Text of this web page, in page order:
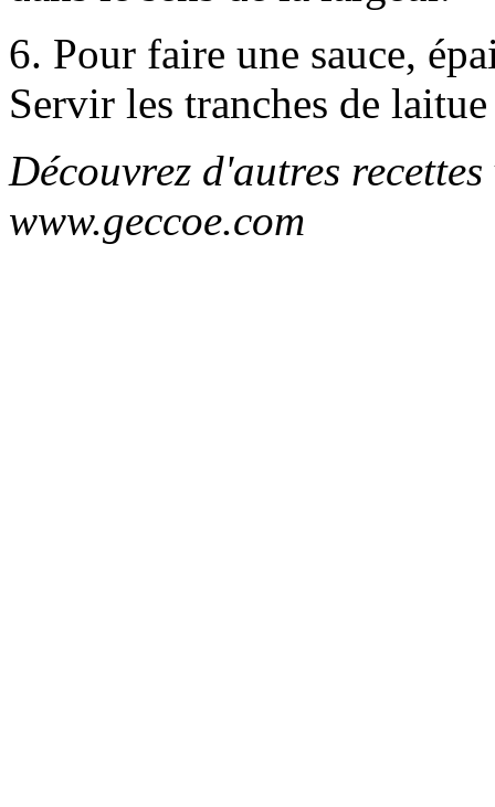
6. Pour faire une sauce,
Servir les tranches de
Découvrez d'autres
www.geccoe.com